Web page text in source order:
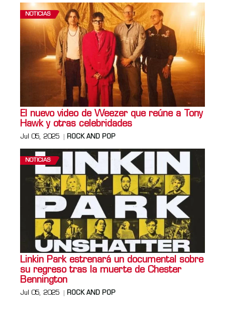
NOTICIAS
El nuevo video de Weezer que reúne a Tony
Hawk y otras celebridades
Jul 05, 2025 ROCK AND POP
NOTICIAS
Linkin Park estrenará un documental sobre
su regreso tras la muerte de Chester
Bennington
Jul 05, 2025 ROCK AND POP